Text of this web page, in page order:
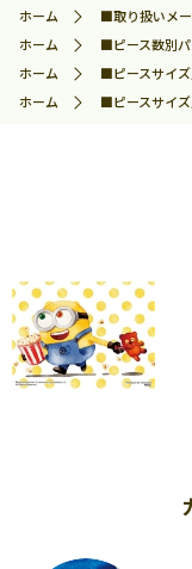
ホーム
■取り扱いメ
ホーム
■ピース数別
ホーム
■ピースサイ
ホーム
■ピースサイ